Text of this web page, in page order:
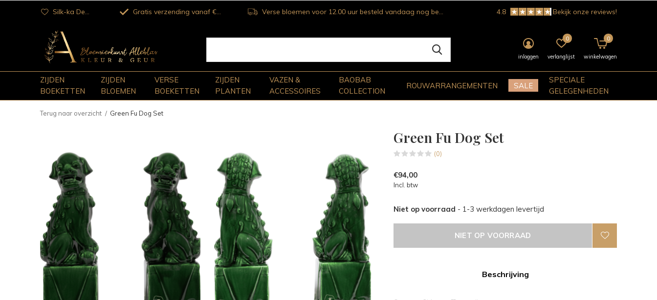
ZIJDEN
BOEKETTEN
ZIJDEN
BLOEMEN
VERSE
BOEKETTEN
ZIJDEN
PLANTEN
VAZEN &
ACCESSOIRES
BAOBAB
COLLECTION
ROUWARRANGEMENTEN SALE
SPECIALE
GELEGENHEDEN
inloggen verlanglijst
0
winkelwagen
0
Silk-ka Dealer Gratis verzending vanaf €100 Verse bloemen voor 12.00 uur besteld vandaag nog bezorgd! 4.8 Bekijk onze reviews!
Terug naar overzicht Green Fu Dog Set
Green Fu Dog Set
(0)
€94,00
Incl. btw
Niet op voorraad - 1-3 werkdagen levertijd
NIET OP VOORRAAD
Beschrijving